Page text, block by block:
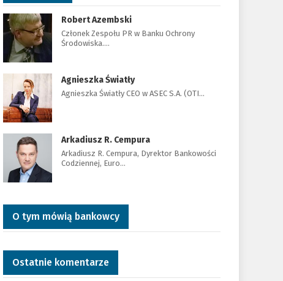
Robert Azembski
Członek Zespołu PR w Banku Ochrony
Środowiska.…
Agnieszka Światły
Agnieszka Światły CEO w ASEC S.A. (OTI…
Arkadiusz R. Cempura
Arkadiusz R. Cempura, Dyrektor Bankowości
Codziennej, Euro…
O tym mówią bankowcy
Ostatnie komentarze